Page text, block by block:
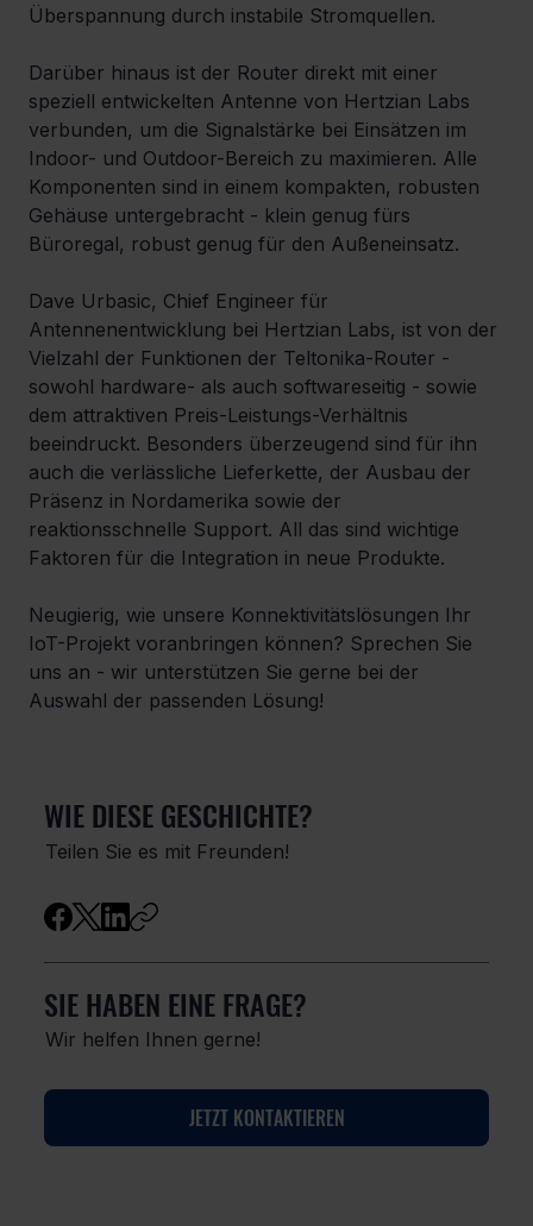
Überspannung durch instabile Stromquellen.
Darüber hinaus ist der Router direkt mit einer
speziell entwickelten Antenne von Hertzian Labs
verbunden, um die Signalstärke bei Einsätzen im
Indoor- und Outdoor-Bereich zu maximieren. Alle
Komponenten sind in einem kompakten, robusten
Gehäuse untergebracht - klein genug fürs
Büroregal, robust genug für den Außeneinsatz.
Dave Urbasic, Chief Engineer für
Antennenentwicklung bei Hertzian Labs, ist von der
Vielzahl der Funktionen der Teltonika-Router -
sowohl hardware- als auch softwareseitig - sowie
dem attraktiven Preis-Leistungs-Verhältnis
beeindruckt. Besonders überzeugend sind für ihn
auch die verlässliche Lieferkette, der Ausbau der
Präsenz in Nordamerika sowie der
reaktionsschnelle Support. All das sind wichtige
Faktoren für die Integration in neue Produkte.
Neugierig, wie unsere Konnektivitätslösungen Ihr
IoT-Projekt voranbringen können? Sprechen Sie
uns an - wir unterstützen Sie gerne bei der
Auswahl der passenden Lösung!
WIE DIESE GESCHICHTE?
Teilen Sie es mit Freunden!
SIE HABEN EINE FRAGE?
Wir helfen Ihnen gerne!
JETZT KONTAKTIEREN